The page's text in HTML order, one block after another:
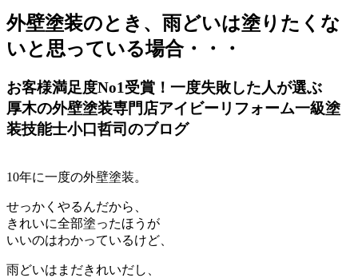
外壁塗装のとき、雨どいは塗りたくな
いと思っている場合・・・
お客様満足度No1受賞！一度失敗した人が選ぶ
厚木の外壁塗装専門店アイビーリフォーム一級塗
装技能士小口哲司のブログ
10年に一度の外壁塗装。
せっかくやるんだから、
きれいに全部塗ったほうが
いいのはわかっているけど、
雨どいはまだきれいだし、